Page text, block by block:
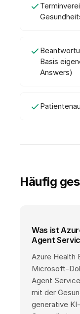
Basis
Answers)
Häufig
Was ist
Agent
Azure Health
Microsoft-
Agent
mit der
generative